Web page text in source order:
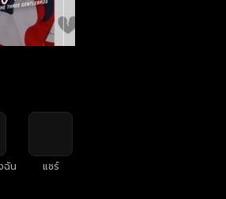
ฉัน แชร์